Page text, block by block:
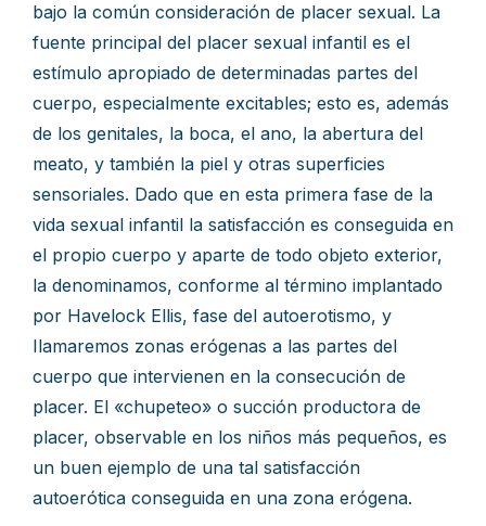
bajo la común consideración de placer sexual. La
fuente principal del placer sexual infantil es el
estímulo apropiado de determinadas partes del
cuerpo, especialmente excitables; esto es, además
de los genitales, la boca, el ano, la abertura del
meato, y también la piel y otras superficies
sensoriales. Dado que en esta primera fase de la
vida sexual infantil la satisfacción es conseguida en
el propio cuerpo y aparte de todo objeto exterior,
la denominamos, conforme al término implantado
por Havelock Ellis, fase del autoerotismo, y
Ilamaremos zonas erógenas a las partes del
cuerpo que intervienen en la consecución de
placer. El «chupeteo» o succión productora de
placer, observable en los niños más pequeños, es
un buen ejemplo de una tal satisfacción
autoerótica conseguida en una zona erógena.